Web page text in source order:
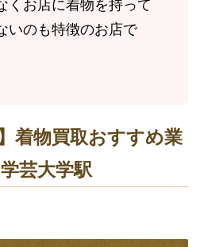
くお店に着物を持って
いのも特徴のお店で
着物買取おすすめ業
芸大学駅